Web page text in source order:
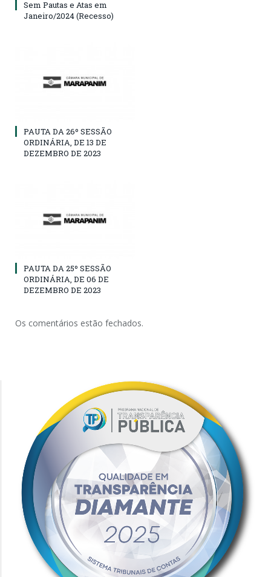
Sem Pautas e Atas em
Janeiro/2024 (Recesso)
PAUTA DA 26º SESSÃO
ORDINÁRIA, DE 13 DE
DEZEMBRO DE 2023
PAUTA DA 25º SESSÃO
ORDINÁRIA, DE 06 DE
DEZEMBRO DE 2023
Os comentários estão fechados.